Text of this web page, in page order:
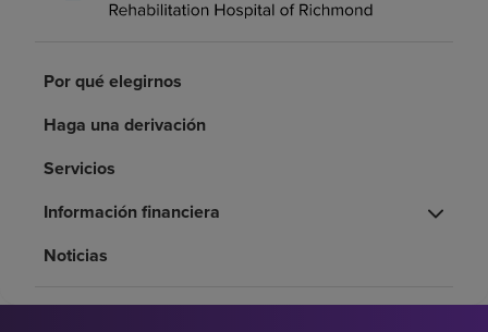
e
Recursos de salud
Por qué elegirnos
Haga una derivación
Servicios
Información financiera
Noticias